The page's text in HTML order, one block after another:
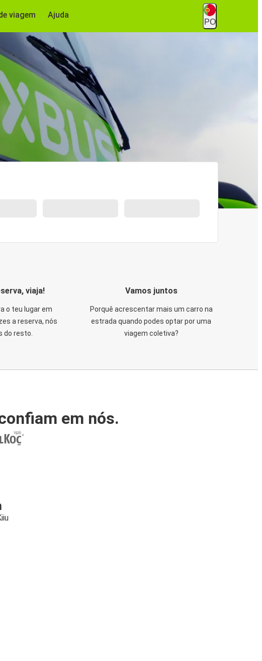
viagem Ajuda
PO
viaja!
o teu lugar em
a reserva, nós
do resto.
Vamos juntos
Porquê acrescentar mais um carro na
estrada quando podes optar por uma
viagem coletiva?
em nós.